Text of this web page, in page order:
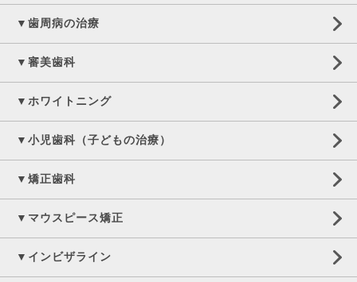
▼歯周病の治療
▼審美歯科
▼ホワイトニング
▼小児歯科（子どもの治療）
▼矯正歯科
▼マウスピース矯正
▼インビザライン